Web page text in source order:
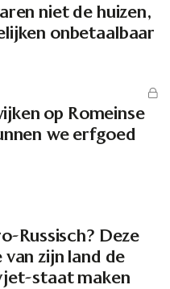
niet de huizen,
onbetaalbaar
op Romeinse
we erfgoed
Russisch? Deze
zijn land de
staat maken